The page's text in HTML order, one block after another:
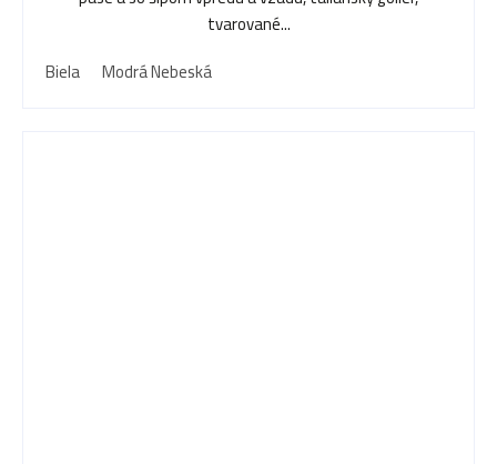
tvarované...
Biela
Modrá Nebeská